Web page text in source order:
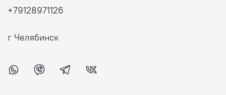
+79128971126
г Челябинск